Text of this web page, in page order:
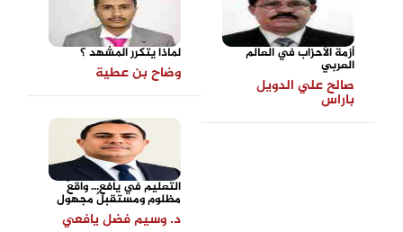
أزمة الأحزاب في العالم
العربي
صالح علي الدويل
باراس
لماذا يتكرر المشهد ؟
وضاح بن عطية
التعليم في يافع... واقعٌ
مظلوم ومستقبلٌ مجهول
د. وسيم فضل يافعي